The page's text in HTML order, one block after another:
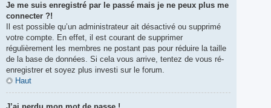
Je me suis enregistré par le passé mais je ne peux plus me
connecter ?!
Il est possible qu’un administrateur ait désactivé ou supprimé
votre compte. En effet, il est courant de supprimer
régulièrement les membres ne postant pas pour réduire la taille
de la base de données. Si cela vous arrive, tentez de vous ré-
enregistrer et soyez plus investi sur le forum.
Haut